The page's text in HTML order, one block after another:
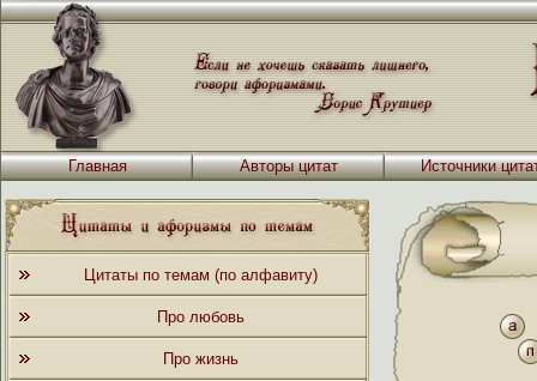
Главная Авторы цитат Источники
Цитаты по темам (по алфавиту)
Про любовь
Про жизнь